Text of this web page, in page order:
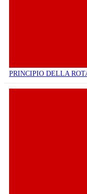
PRINCIPIO DELLA